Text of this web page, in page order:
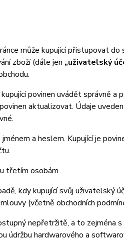
může kupující přistupovat do
zboží (dále jen „uživatelský
povinen uvádět správně a
aktualizovat. Údaje
a heslem. Kupující je
třetím osobám.
kdy kupující svůj uživatelský
(včetně obchodních
nepřetržitě, a to zejména s
údržbu hardwarového a